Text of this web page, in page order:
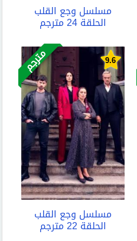
مسلسل وجع القلب
الحلقة 24 مترجم
9.6
مسلسل وجع القلب
الحلقة 22 مترجم
مترجم